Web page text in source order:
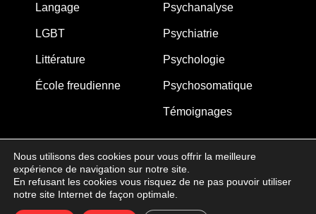
Langage
LGBT
Littérature
École freudienne
Psychanalyse
Psychiatrie
Psychologie
Psychosomatique
Témoignages
MJW-FEDITION.COM © 2005-2025 – La Gouberdière
14710 Saint-Martin de Blagny
Nous utilisons des cookies pour vous offrir la meilleure
expérience de navigation sur notre site.
En refusant les cookies vous risquez de ne pas pouvoir utiliser
notre site Internet de façon optimale.